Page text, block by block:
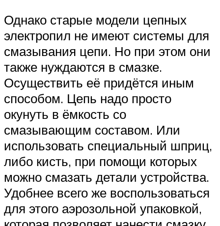
Однако старые модели цепных
электропил не имеют системы для
смазывания цепи. Но при этом они
также нуждаются в смазке.
Осуществить её придётся иным
способом. Цепь надо просто
окунуть в ёмкость со
смазывающим составом. Или
использовать специальный шприц,
либо кисть, при помощи которых
можно смазать детали устройства.
Удобнее всего же воспользоваться
для этого аэрозольной упаковкой,